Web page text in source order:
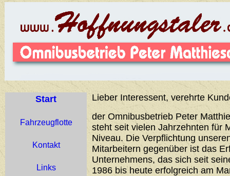
Start
Fahrzeugflotte
Kontakt
Links
Lieber Interessent, verehrte
der Omnibusbetrieb Peter
steht seit vielen Jahrzehnten für
Niveau. Die Verpflichtung
Mitarbeitern gegenüber ist das
Unternehmens, das sich seit
1986 bis heute erfolgreich am